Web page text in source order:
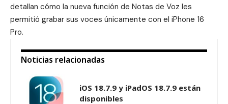
detallan cómo la nueva función de Notas de Voz les
permitió grabar sus voces únicamente con el iPhone 16
Pro.
Noticias relacionadas
iOS 18.7.9 y iPadOS 18.7.9 están
disponibles